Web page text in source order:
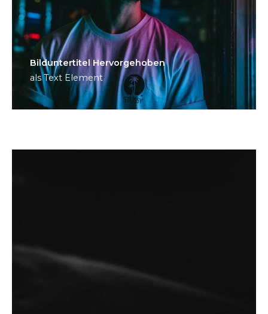
Bild­unter­titel Hervorgehoben
als Text Element